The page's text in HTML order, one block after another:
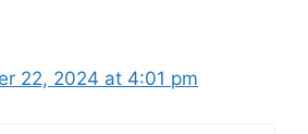
22, 2024 at 4:01 pm